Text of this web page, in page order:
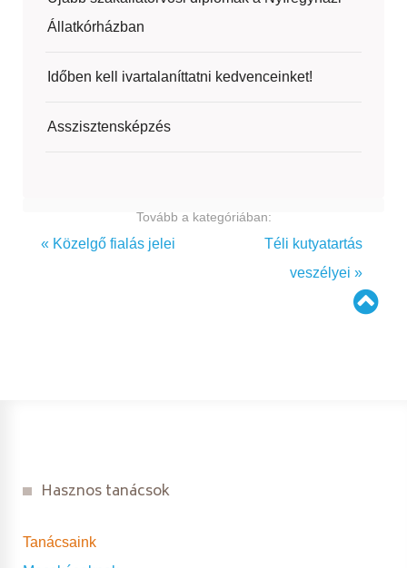
Állatkórházban
Időben kell ivartalaníttatni kedvenceinket!
Asszisztensképzés
Tovább a kategóriában:
« Közelgő fialás jelei
Téli kutyatartás
veszélyei »
Hasznos tanácsok
Tanácsaink